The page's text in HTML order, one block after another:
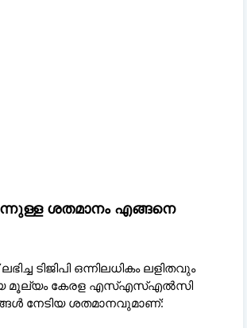
ശതമാനം എങ്ങനെ
ടി‌ജി‌പി ഒന്നിലധികം ലളിതവും
മൂല്യം കേരള എസ്‌എസ്‌എൽ‌സി
നേടിയ ശതമാനവുമാണ്: